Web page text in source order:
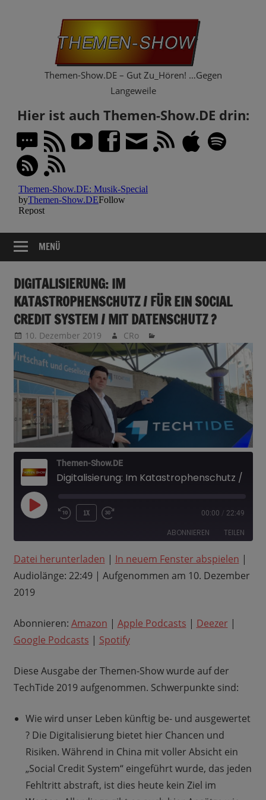
Themen-Show.DE – Gut Zu_Hören! …Gegen
Langeweile
Hier ist auch Themen-Show.DE drin:
MENÜ
DIGITALISIERUNG: IM
KATASTROPHENSCHUTZ / FÜR EIN SOCIAL
CREDIT SYSTEM / MIT DATENSCHUTZ ?
10. Dezember 2019 CRo
Themen-Show.DE
PLAY
1X 00:00 / 22:49
ABONNIEREN TEILEN
Amazon Apple Podcasts
Deezer
RSS FEED
TEILEN
LINK
Datei herunterladen | In neuem Fenster abspielen |
Audiolänge: 22:49| Aufgenommen am 10. Dezember
2019
Abonnieren: Amazon | Apple Podcasts | Deezer |
Google Podcasts | Spotify
Diese Ausgabe der Themen-Show wurde auf der
TechTide 2019 aufgenommen. Schwerpunkte sind:
Wie wird unser Leben künftig be- und ausgewertet
? Die Digitalisierung bietet hier Chancen und
Risiken. Während in China mit voller Absicht ein
„Social Credit System“ eingeführt wurde, das jeden
Fehltritt abstraft, ist dies heute kein Ziel im